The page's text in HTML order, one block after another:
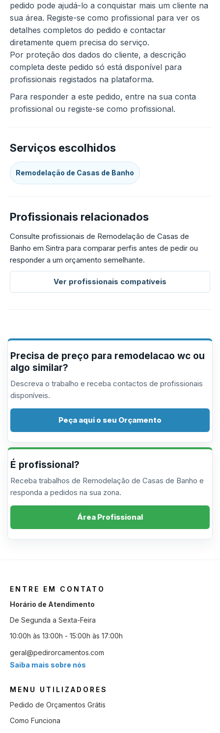
pedido pode ajudá-lo a conquistar mais um cliente na
sua área. Registe-se como profissional para ver os
detalhes completos do pedido e contactar
diretamente quem precisa do serviço.
Por proteção dos dados do cliente, a descrição
completa deste pedido só está disponível para
profissionais registados na plataforma.
Para responder a este pedido, entre na sua conta
profissional ou registe-se como profissional.
Serviços escolhidos
Remodelação de Casas de Banho
Profissionais relacionados
Consulte profissionais de Remodelação de Casas de
Banho em Sintra para comparar perfis antes de pedir ou
responder a um orçamento semelhante.
Ver profissionais compatíveis
Precisa de preço para remodelacao wc ou
algo similar?
Descreva o trabalho e receba contactos de profissionais
disponíveis.
Peça aqui o seu Orçamento
É profissional?
Receba trabalhos de Remodelação de Casas de Banho e
responda a pedidos na sua zona.
Área Profissional
ENTRE EM CONTATO
Horário de Atendimento
De Segunda a Sexta-Feira
10:00h às 13:00h - 15:00h às 17:00h
geral@pedirorcamentos.com
Saiba mais sobre nós
MENU UTILIZADORES
Pedido de Orçamentos Grátis
Como Funciona